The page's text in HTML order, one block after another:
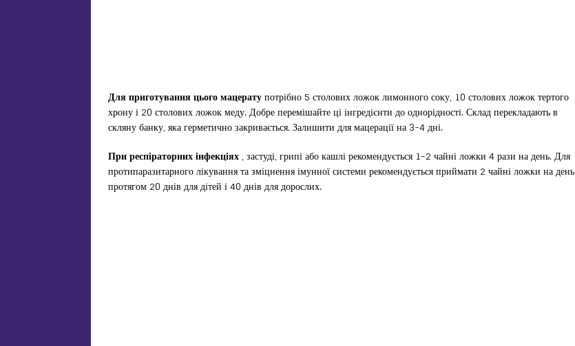
Для приготування цього мацератупотрібно 5 столових ложок лимонного соку, 10 столових ложок тертого
хрону і 20 столових ложок меду. Добре перемішайте ці інгредієнти до однорідності. Склад перекладають в
скляну банку, яка герметично закривається. Залишити для мацерації на 3-4 дні.
При респіраторних інфекціях, застуді, грипі або кашлі рекомендується 1-2 чайні ложки 4 рази на день. Для
протипаразитарного лікування та зміцнення імунної системи рекомендується приймати 2 чайні ложки на день
протягом 20 днів для дітей і 40 днів для дорослих.